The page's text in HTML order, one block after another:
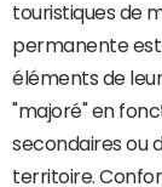
touristiques de
permanente
éléments de
"majoré" en
secondaires ou
territoire.